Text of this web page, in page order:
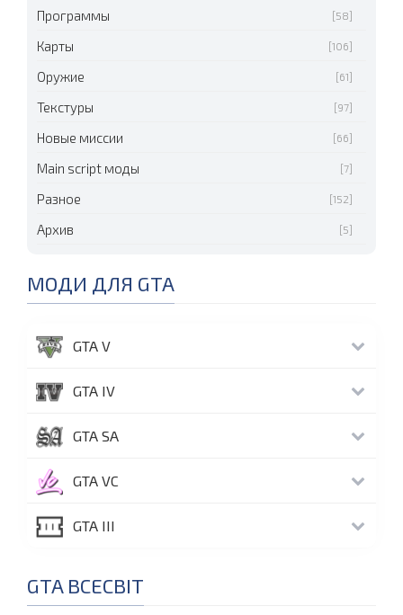
Программы [58]
Карты [106]
Оружие [61]
Текстуры [97]
Новые миссии [66]
Main script моды [7]
Разное [152]
Архив [5]
МОДИ ДЛЯ GTA
GTA V
GTA IV
GTA SA
GTA VC
GTA III
GTA ВСЕСВІТ